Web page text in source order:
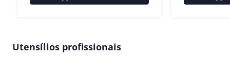
Utensílios profissionais